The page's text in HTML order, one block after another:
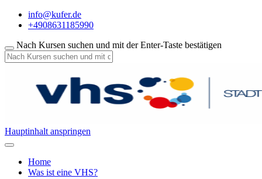
info@kufer.de
+4908631185990
Nach Kursen suchen und mit der Enter-Taste bestätigen
Hauptinhalt anspringen
Home
Was ist eine VHS?